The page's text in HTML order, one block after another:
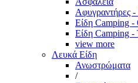
Αφυγραντήρες -
Είδη Camping
Είδη Camping -
view more
Λευκά Είδη
Ανωστρώματα
/